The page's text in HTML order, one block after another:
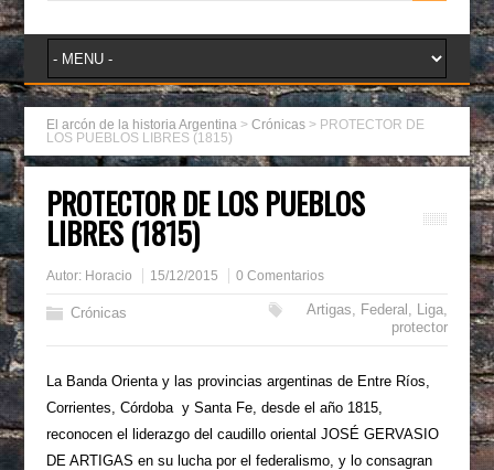
El arcón de la historia Argentina >Crónicas > PROTECTOR DE
LOS PUEBLOS LIBRES (1815)
PROTECTOR DE LOS PUEBLOS
LIBRES (1815)
Autor: Horacio 15/12/2015 0 Comentarios
Crónicas Artigas, Federal , Liga,
protector
La Banda Orienta y las provincias argentinas de Entre Ríos,
Corrientes, Córdoba y Santa Fe, desde el año 1815,
reconocen el liderazgo del caudillo oriental JOSÉ GERVASIO
DE ARTIGAS en su lucha por el federalismo, y lo consagran